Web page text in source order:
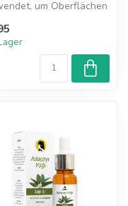
um Oberflächen